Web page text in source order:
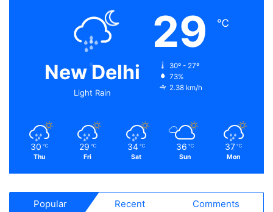
New Delhi
Light Rain
29 ℃
30º - 27º
73%
2.38 km/h
30 ℃
Thu
29 ℃
Fri
34 ℃
Sat
36 ℃
Sun
37 ℃
Mon
Popular Recent Comments